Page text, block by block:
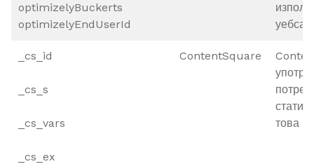
optimizelyBuckerts
optimizelyEndUserId
_cs_id
_cs_s
_cs_vars
_cs_ex
ContentSquare
това